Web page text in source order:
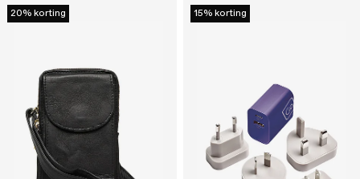
20% korting 15% korting